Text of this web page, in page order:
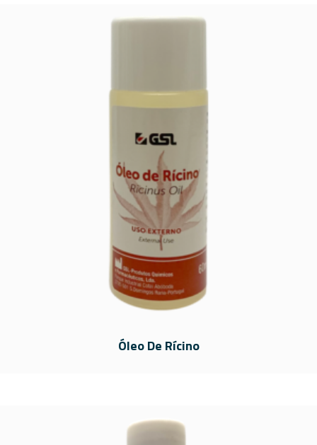
Óleo De Rícino